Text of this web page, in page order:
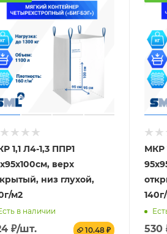
1,1 Л4-1,3 ППР1
верх
низ глухой,
м2
в наличии
₽/шт. 10.48 ₽
МКР
530